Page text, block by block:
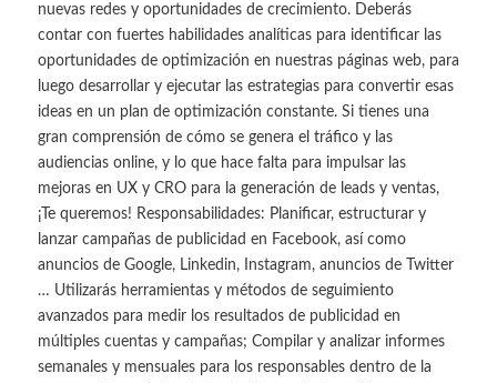
nuevas redes y oportunidades de crecimiento. Deberás
contar con fuertes habilidades analíticas para identificar las
oportunidades de optimización en nuestras páginas web, para
luego desarrollar y ejecutar las estrategias para convertir esas
ideas en un plan de optimización constante. Si tienes una
gran comprensión de cómo se genera el tráfico y las
audiencias online, y lo que hace falta para impulsar las
mejoras en UX y CRO para la generación de leads y ventas,
¡Te queremos! Responsabilidades: Planificar, estructurar y
lanzar campañas de publicidad en Facebook, así como
anuncios de Google, Linkedin, Instagram, anuncios de Twitter
… Utilizarás herramientas y métodos de seguimiento
avanzados para medir los resultados de publicidad en
múltiples cuentas y campañas; Compilar y analizar informes
semanales y mensuales para los responsables dentro de la